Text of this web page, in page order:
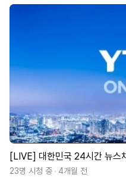
[LIVE] 대한민국 24시간 뉴스
23명 시청 중 4개월 전